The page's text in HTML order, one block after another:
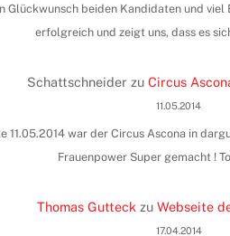
Glückwunsch beiden Kandidaten und
erfolgreich und zeigt uns, dass es
Schattschneider zu Circus
11.05.2014
11.05.2014 war der Circus Ascona in
Frauenpower Super gemacht !
Thomas Gutteck zuWebseite
17.04.2014